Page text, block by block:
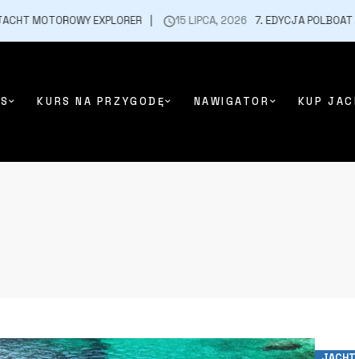
EXPLORER 15 LIPCA, 2026 7. EDYCJA POLBOAT
KURS NA PRZYGODĘ NAWIGATOR KUP